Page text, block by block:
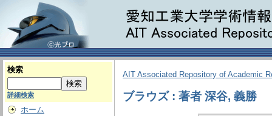
検索
詳細検索
ホーム
AIT Associated Repository of Academic
ブラウズ : 著者 深谷, 義勝